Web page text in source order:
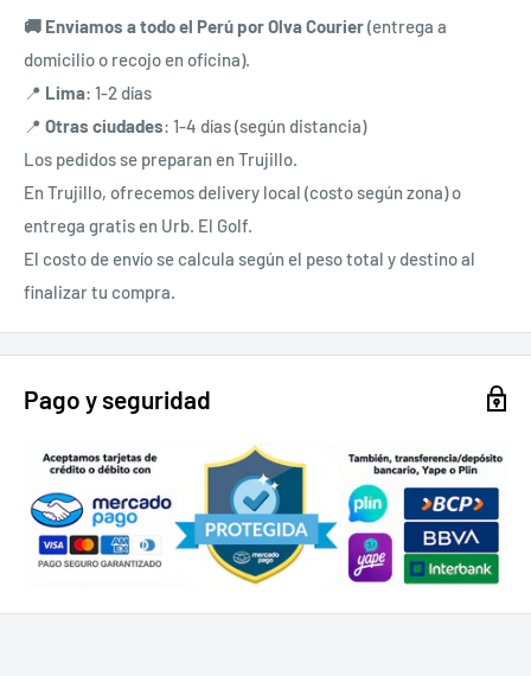
🚚 Enviamos a todo el Perú porOlva Courier(entrega a
domicilio o recojo en oficina).
📍 Lima: 1-2 días
📍 Otras ciudades: 1-4 días (según distancia)
Los pedidos se preparan en Trujillo.
En Trujillo, ofrecemos delivery local (costo según zona) o
entrega gratis en Urb. El Golf.
El costo de envío se calcula según el peso total y destino al
finalizar tu compra.
Pago y seguridad